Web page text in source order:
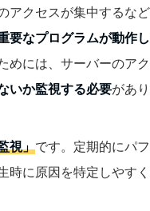
クセスが集中するなど
要なプログラムが動作
めには、サーバーのア
いか監視する必要があり
視」です。定期的にパ
時に原因を特定しやすく